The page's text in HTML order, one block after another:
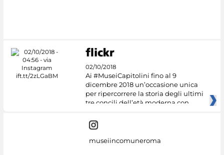
02/10/2018
Ai #MuseiCapitolini fino al 9
dicembre 2018 un’occasione unica
per ripercorrere la storia degli ultimi
tre concili dell’età moderna con
museiincomuneroma